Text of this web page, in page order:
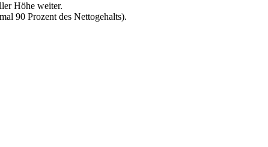
Höhe weiter.
90 Prozent des Nettogehalts).